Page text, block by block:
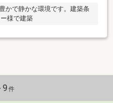
かで静かな環境です。建築条
様で建築
9 件